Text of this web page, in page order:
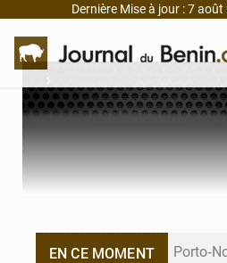
Dernière Mise à jour : 7
›
EN CE MOMENT